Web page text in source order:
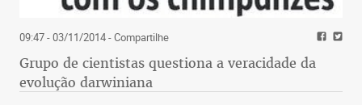
09:47 - 03/11/2014- Compartilhe
Grupo de cientistas questiona a veracidade da
evolução darwiniana